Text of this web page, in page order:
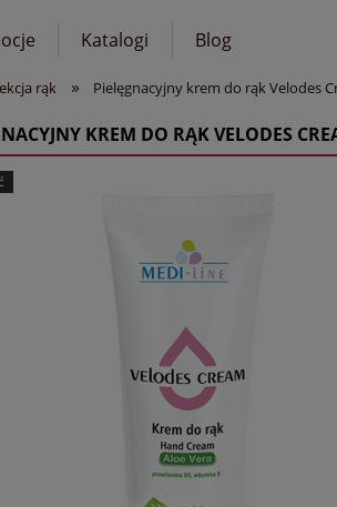
Katalogi
Blog
rąk » Pielęgnacyjny krem do rąk Velodes
KREM DO RĄK VELODES